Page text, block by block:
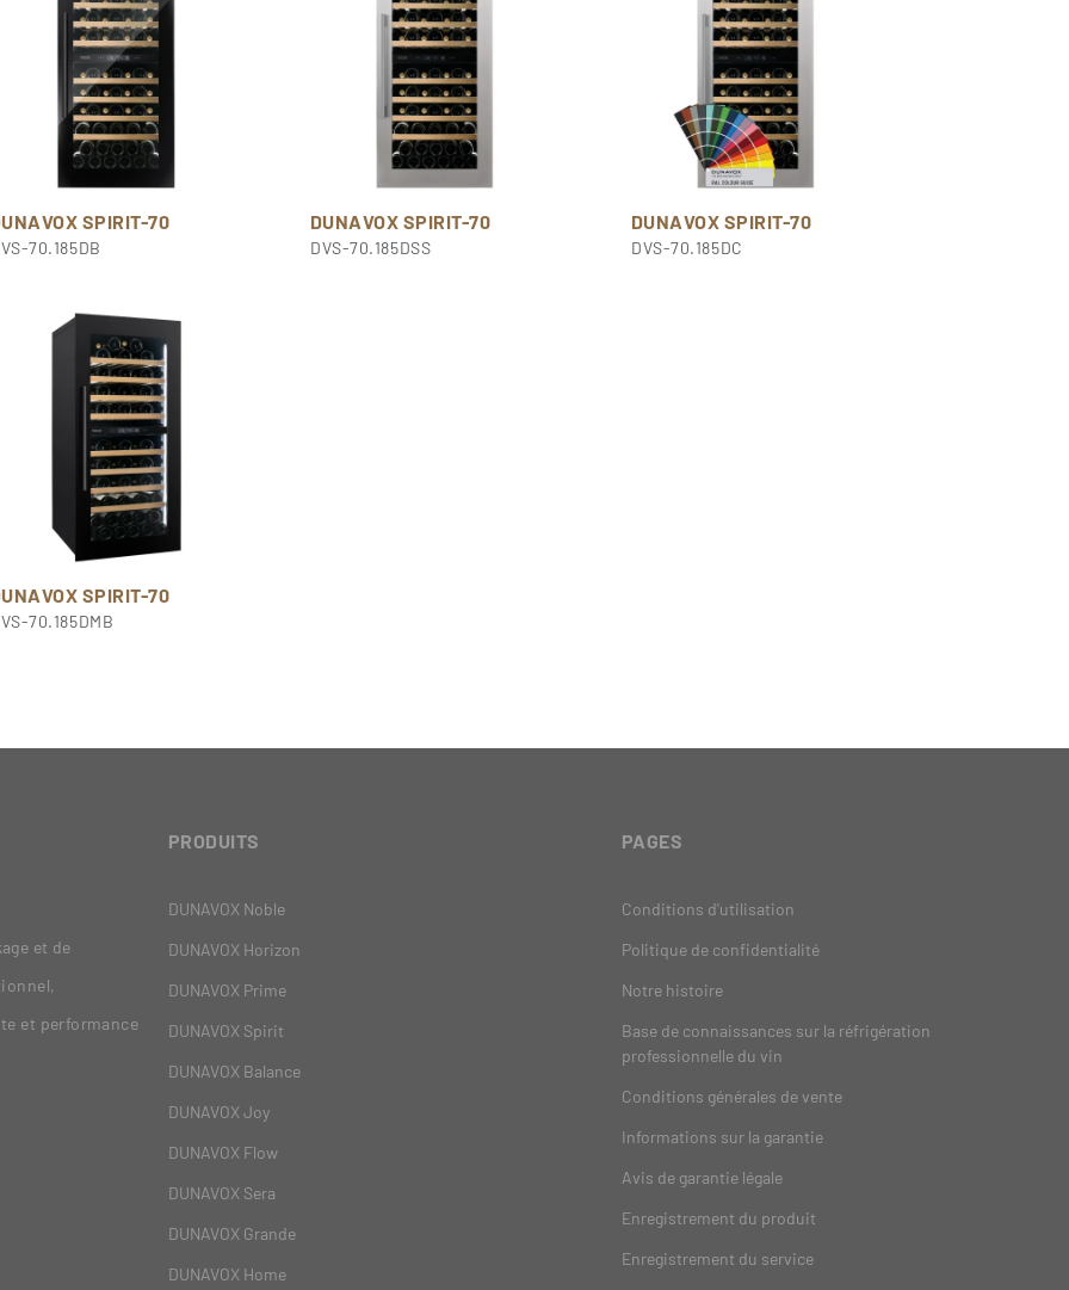
SPIRIT-70
70.185DB
DUNAVOX SPIRIT-70
DVS-70.185DSS
DUNAVOX SPIRIT-70
DVS-70.185DC
SPIRIT-70
70.185DMB
et de
et performance
PRODUITS
DUNAVOX Noble
DUNAVOX Horizon
DUNAVOX Prime
DUNAVOX Spirit
DUNAVOX Balance
DUNAVOX Joy
DUNAVOX Flow
DUNAVOX Sera
DUNAVOX Grande
DUNAVOX Home
PAGES
Conditions d'utilisation
Politique de confidentialité
Notre histoire
Base de connaissances sur la réfrigération
professionnelle du vin
Conditions générales de vente
Informations sur la garantie
Avis de garantie légale
Enregistrement du produit
Enregistrement du service